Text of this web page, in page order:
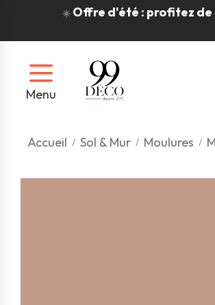
☀️ Offre d'été : profitez de
Menu
Accueil Sol & Mur Moulures